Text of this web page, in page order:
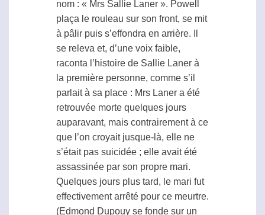
nom : « Mrs Sallie Laner ». Powell
plaça le rouleau sur son front, se mit
à pâlir puis s’effondra en arrière. Il
se releva et, d’une voix faible,
raconta l’histoire de Sallie Laner à
la première personne, comme s’il
parlait à sa place : Mrs Laner a été
retrouvée morte quelques jours
auparavant, mais contrairement à ce
que l’on croyait jusque-là, elle ne
s’était pas suicidée ; elle avait été
assassinée par son propre mari.
Quelques jours plus tard, le mari fut
effectivement arrêté pour ce meurtre.
(Edmond Dupouy se fonde sur un